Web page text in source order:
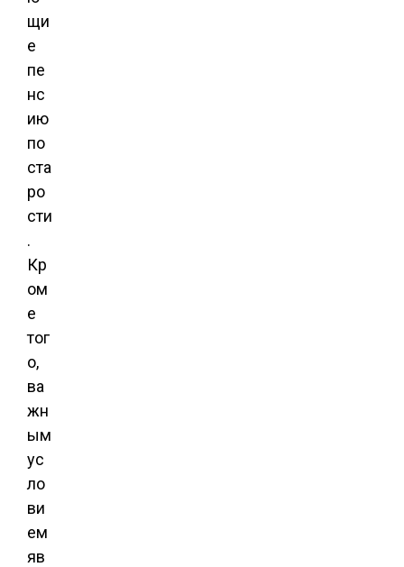
щи
е
пе
нс
ию
по
ста
ро
сти
.
Кр
ом
е
тог
о,
ва
жн
ым
ус
ло
ви
ем
яв